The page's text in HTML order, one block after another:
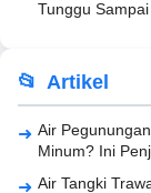
Tunggu
Artikel
Air
Minum? Ini
Air Tangki